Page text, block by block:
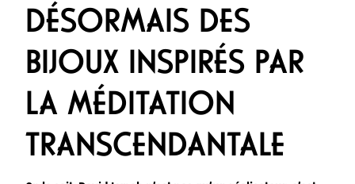
DÉSORMAIS DES
BIJOUX INSPIRÉS PAR
LA MÉDITATION
TRANSCENDANTALE